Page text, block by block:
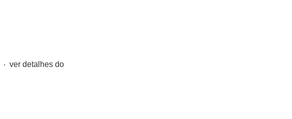
‧ver detalhes do